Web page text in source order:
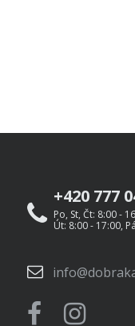
+420 777
Po, St, Čt: 8:00 -
Út: 8:00 - 17:00,